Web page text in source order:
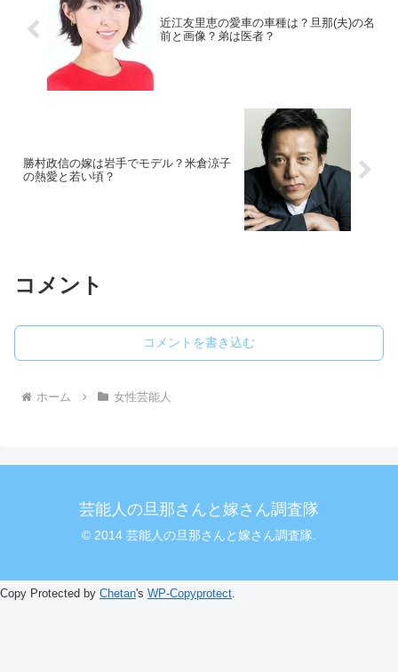
近江友里恵の愛車の車種は？旦那(夫)の名
前と画像？弟は医者？
勝村政信の嫁は岩手でモデル？米倉涼子
の熱愛と若い頃？
コメント
コメントを書き込む
ホーム 女性芸能人
芸能人の旦那さんと嫁さん調査隊
© 2014 芸能人の旦那さんと嫁さん調査隊.
Copy Protected by Chetan's WP-Copyprotect